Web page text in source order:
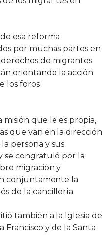
esa reforma
por muchas partes en
de migrantes.
orientando la acción
los foros
misión que le es propia,
que van en la dirección
persona y sus
se congratuló por la
migración y
conjuntamente la
de la cancillería.
también a la Iglesia de
Francisco y de la Santa